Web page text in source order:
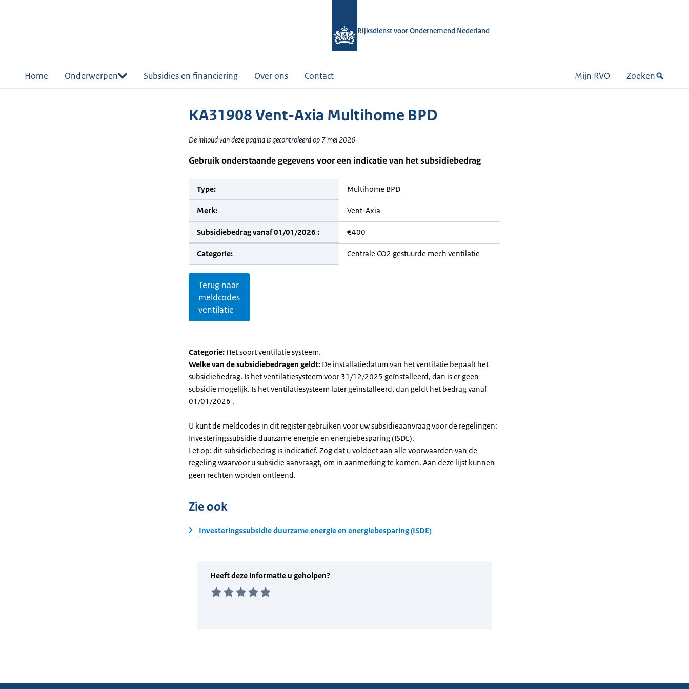
Rijksdienst voor Ondernemend Nederland
Home Onderwerpen Subsidies en financiering Over ons Contact Mijn RVO Zoeken
KA31908 Vent-Axia Multihome BPD
De inhoud van deze pagina is gecontroleerd op 7 mei 2026
Gebruik onderstaande gegevens voor een indicatie van het subsidiebedrag
Type: Multihome BPD
Merk: Vent-Axia
Subsidiebedrag vanaf 01/01/2026 : €400
Categorie: Centrale CO2 gestuurde mech ventilatie
Terug naar
meldcodes
ventilatie
Categorie: Het soort ventilatie systeem.
Welke van de subsidiebedragen geldt: De installatiedatum van het ventilatie bepaalt het
subsidiebedrag. Is het ventilatiesysteem voor 31/12/2025 geïnstalleerd, dan is er geen
subsidie mogelijk. Is het ventilatiesysteem later geïnstalleerd, dan geldt het bedrag vanaf
01/01/2026 .
U kunt de meldcodes in dit register gebruiken voor uw subsidieaanvraag voor de regelingen:
Investeringssubsidie duurzame energie en energiebesparing (ISDE).
Let op: dit subsidiebedrag is indicatief. Zog dat u voldoet aan alle voorwaarden van de
regeling waarvoor u subsidie aanvraagt, om in aanmerking te komen. Aan deze lijst kunnen
geen rechten worden ontleend.
Zie ook
Investeringssubsidie duurzame energie en energiebesparing (ISDE)